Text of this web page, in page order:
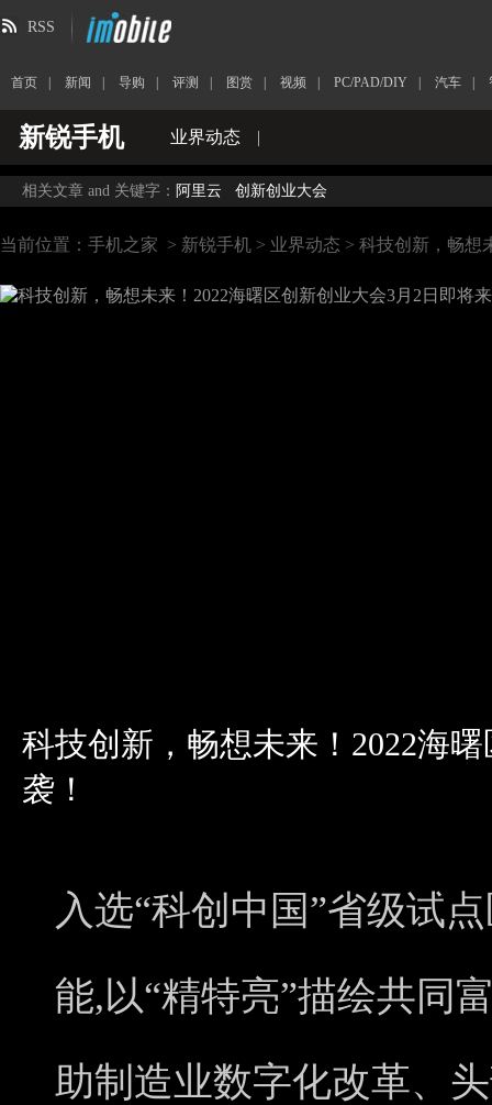
RSS
首页 新闻 导购 评测 图赏 视频 PC/PAD/DIY 汽车
新锐手机 业界动态 |
相关文章 and 关键字： 阿里云 创新创业大会
当前位置： 手机之家 > 新锐手机 > 业界动态 > 科技创新，畅想
科技创新，畅想未来！2022海
袭！
入选“科创中国”省级试
能,以“精特亮”描绘共
助制造业数字化改革、